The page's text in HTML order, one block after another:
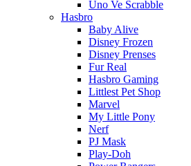
Uno Ve Scrabble
Hasbro
Baby Alive
Disney Frozen
Disney Prenses
Fur Real
Hasbro Gaming
Littlest Pet Shop
Marvel
My Little Pony
Nerf
PJ Mask
Play-Doh